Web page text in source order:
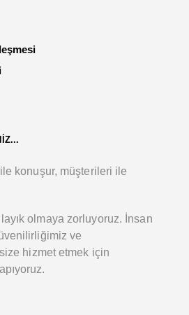
konuşur, müşterileri ile
olmaya zorluyoruz. İnsan
ve
hizmet etmek için